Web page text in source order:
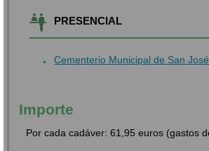
PRESENCIAL
Cementerio Municipal de San José
Importe
Por cada cadáver: 61,95 euros (gastos